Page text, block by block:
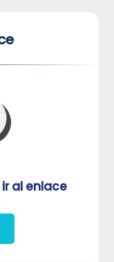
al enlace